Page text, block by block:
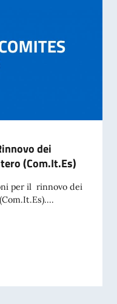
dei
(Com.It.Es)
per il rinnovo dei
dei Comitati degli